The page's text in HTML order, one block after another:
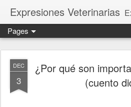
Expresiones Veterinarias
Pages
DEC
3
¿Por qué son
(cuento